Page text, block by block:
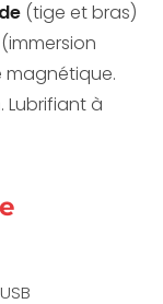
(tige et bras)
(immersion
magnétique.
Lubrifiant à